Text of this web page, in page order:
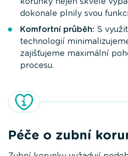
dokonale plnily svou
Komfortní průběh: S
technologií
zajišťujeme maximální
procesu.
Péče o zubní